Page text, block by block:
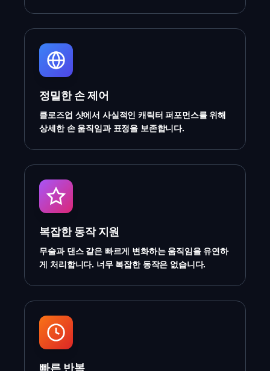
정밀한 손 제어
클로즈업 샷에서 사실적인 캐릭터 퍼포먼스를 위해
상세한 손 움직임과 표정을 보존합니다.
복잡한 동작 지원
무술과 댄스 같은 빠르게 변화하는 움직임을 유연하
게 처리합니다. 너무 복잡한 동작은 없습니다.
빠른 반복